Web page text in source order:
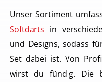
Unser Sortiment
Softdarts in
und Designs, sodass
Set dabei ist. Von
wirst du fündig. Die